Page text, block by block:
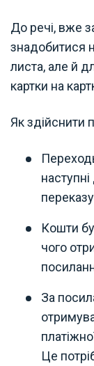
До речі, вже
знадобитися
листа, але й
картки на
Як здійснити
Кошти
чого
За
Це